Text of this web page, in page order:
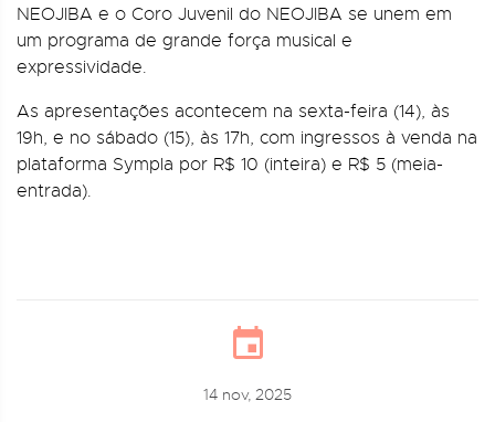
NEOJIBA e o Coro Juvenil do NEOJIBA se unem em
um programa de grande força musical e
expressividade.
As apresentações acontecem na sexta-feira (14), às
19h, e no sábado (15), às 17h, com ingressos à venda na
plataforma Sympla por R$ 10 (inteira) e R$ 5 (meia-
entrada).
14 nov, 2025